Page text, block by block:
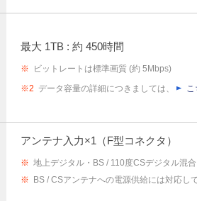
最大 1TB : 約 450時間
※
ビットレートは標準画質 (約 5Mbps)
※2 データ容量の詳細につきましては、
アンテナ入力×1（F型コネクタ）
※ 地上デジタル・BS / 110度CSデジタル混
※ BS / CSアンテナへの電源供給には対応し